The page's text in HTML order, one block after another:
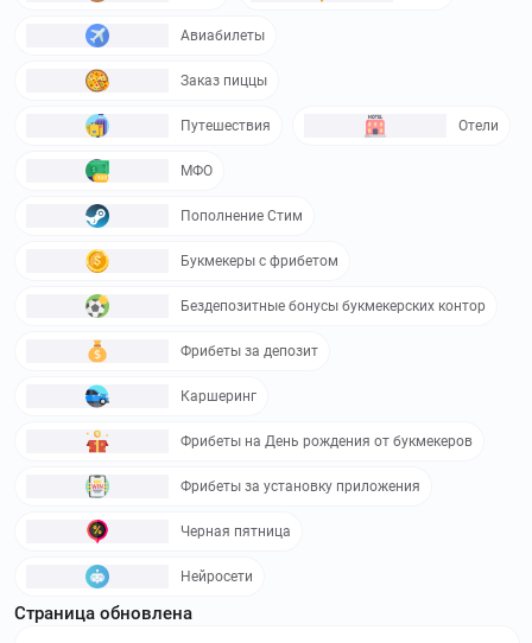
Авиабилеты
Заказ пиццы
Путешествия Отели
МФО
Пополнение Стим
Букмекеры с фрибетом
Бездепозитные бонусы букмекерских контор
Фрибеты за депозит
Каршеринг
Фрибеты на День рождения от букмекеров
Фрибеты за установку приложения
Черная пятница
Нейросети
Страница обновлена